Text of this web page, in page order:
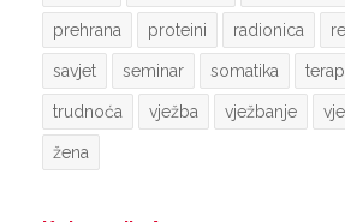
prehrana proteini radionica
savjet seminar somatika
trudnoća vježba vježbanje
žena